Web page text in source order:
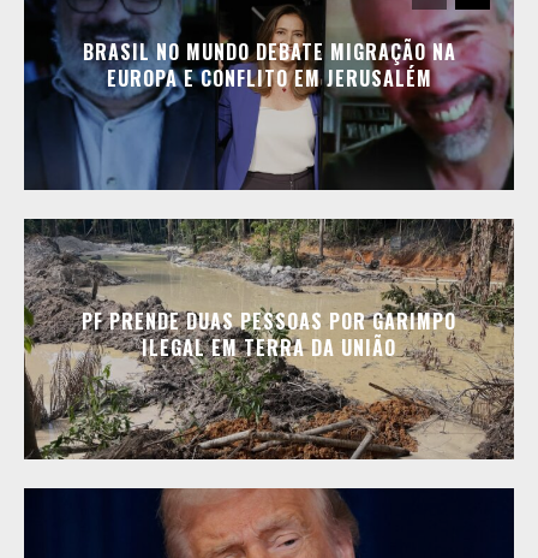
BRASIL NO MUNDO DEBATE MIGRAÇÃO NA
EUROPA E CONFLITO EM JERUSALÉM
PF PRENDE DUAS PESSOAS POR GARIMPO
ILEGAL EM TERRA DA UNIÃO